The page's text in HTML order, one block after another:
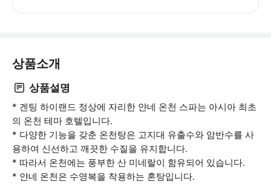
상품소개
상품설명
* 겐팅 하이랜드 정상에 자리한 얀네 온천 스파는 아시아 최초
의 온천 테마 호텔입니다.
* 다양한 기능을 갖춘 온천탕은 고지대 유출수와 암반수를 사
용하여 신선하고 깨끗한 수질을 유지합니다.
* 따라서 온천에는 풍부한 산 미네랄이 함유되어 있습니다.
* 얀네 온천은 수영복을 착용하는 혼탕입니다.